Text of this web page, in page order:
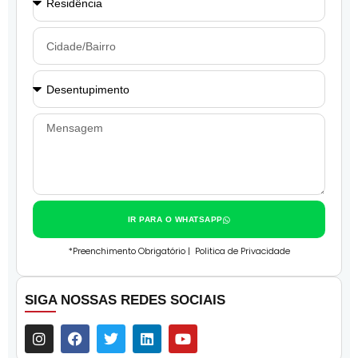
IR PARA O WHATSAPP
*Preenchimento Obrigatório | Politica de Privacidade
SIGA NOSSAS REDES SOCIAIS